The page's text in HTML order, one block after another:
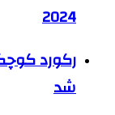
2024
رکورد
شد